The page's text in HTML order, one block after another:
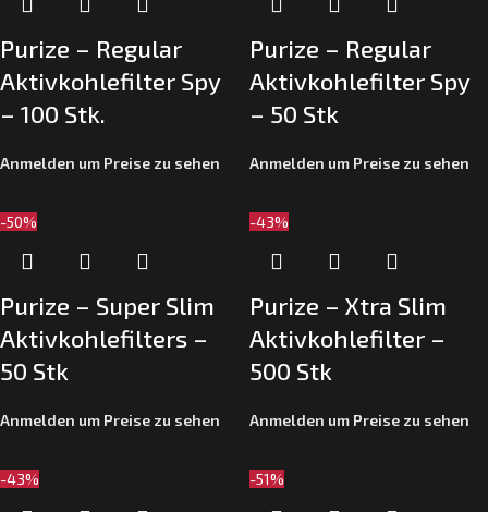
Purize – Regular
Aktivkohlefilter Spy
– 100 Stk.
Anmelden um Preise zu sehen
Purize – Regular
Aktivkohlefilter Spy
– 50 Stk
Anmelden um Preise zu sehen
-50%
Purize – Super Slim
Aktivkohlefilters –
50 Stk
Anmelden um Preise zu sehen
-43%
Purize – Xtra Slim
Aktivkohlefilter –
500 Stk
Anmelden um Preise zu sehen
-43% -51%